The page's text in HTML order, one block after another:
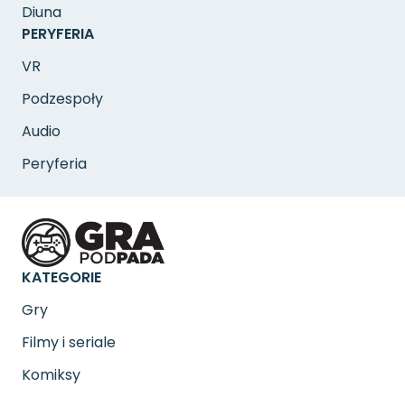
Diuna
PERYFERIA
VR
Podzespoły
Audio
Peryferia
KATEGORIE
Gry
Filmy i seriale
Komiksy